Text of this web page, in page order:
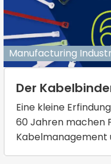
Manufacturing
Der
Eine kleine
60 Jahren machen
Kabelmanagement